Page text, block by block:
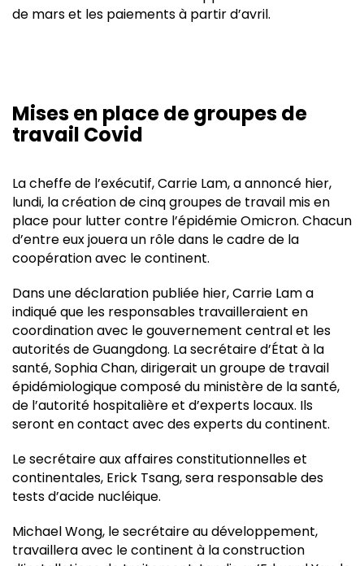
de mars et les paiements à partir d’avril.
Mises en place de groupes de
travail Covid
La cheffe de l’exécutif, Carrie Lam, a annoncé hier,
lundi, la création de cinq groupes de travail mis en
place pour lutter contre l’épidémie Omicron. Chacun
d’entre eux jouera un rôle dans le cadre de la
coopération avec le continent.
Dans une déclaration publiée hier, Carrie Lam a
indiqué que les responsables travailleraient en
coordination avec le gouvernement central et les
autorités de Guangdong. La secrétaire d’État à la
santé, Sophia Chan, dirigerait un groupe de travail
épidémiologique composé du ministère de la santé,
de l’autorité hospitalière et d’experts locaux. Ils
seront en contact avec des experts du continent.
Le secrétaire aux affaires constitutionnelles et
continentales, Erick Tsang, sera responsable des
tests d’acide nucléique.
Michael Wong, le secrétaire au développement,
travaillera avec le continent à la construction